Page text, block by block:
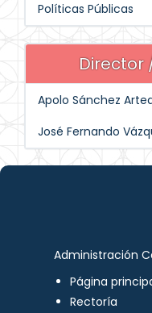
Políticas Públicas
Director
Apolo Sánchez
José Fernando
Administración
Página
Rectoría